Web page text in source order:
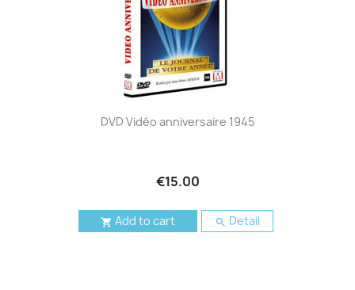
DVD Vidéo anniversaire 1945
€15.00
 Add to cart  Detail